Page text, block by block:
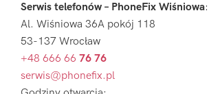
Serwis telefonów – PhoneFix Wiśniowa:
Al. Wiśniowa 36A pokój 118
53-137 Wrocław
+48 666 66 76 76
serwis@phonefix.pl